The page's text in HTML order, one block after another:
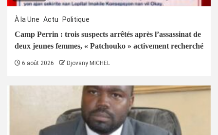
À la Une Actu Politique
Camp Perrin : trois suspects arrêtés après l’assassinat de
deux jeunes femmes, « Patchouko » activement recherché
6 août 2026 Djovany MICHEL